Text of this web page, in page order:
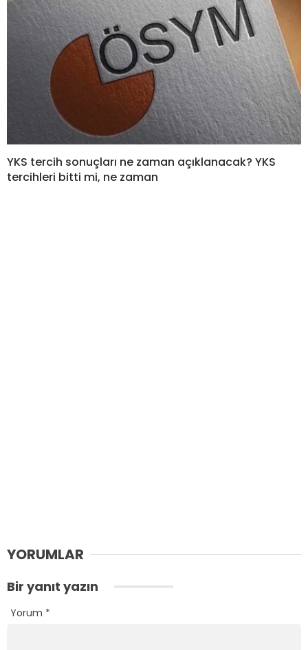
YKS tercih sonuçları ne zaman açıklanacak? YKS
tercihleri bitti mi, ne zaman
YORUMLAR
Bir yanıt yazın
Yorum *